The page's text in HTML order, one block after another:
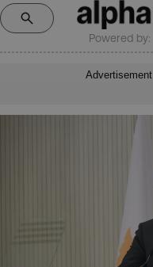
Powered by:
Advertisement